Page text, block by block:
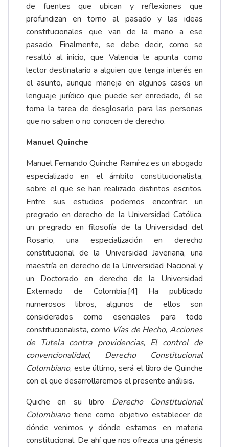
de fuentes que ubican y reflexiones que
profundizan en torno al pasado y las ideas
constitucionales que van de la mano a ese
pasado. Finalmente, se debe decir, como se
resaltó al inicio, que Valencia le apunta como
lector destinatario a alguien que tenga interés en
el asunto, aunque maneja en algunos casos un
lenguaje jurídico que puede ser enredado, él se
toma la tarea de desglosarlo para las personas
que no saben o no conocen de derecho.
Manuel Quinche
Manuel Fernando Quinche Ramírez es un abogado
especializado en el ámbito constitucionalista,
sobre el que se han realizado distintos escritos.
Entre sus estudios podemos encontrar: un
pregrado en derecho de la Universidad Católica,
un pregrado en filosofía de la Universidad del
Rosario, una especialización en derecho
constitucional de la Universidad Javeriana, una
maestría en derecho de la Universidad Nacional y
un Doctorado en derecho de la Universidad
Externado de Colombia.[4] Ha publicado
numerosos libros, algunos de ellos son
considerados como esenciales para todo
constitucionalista, como Vías de Hecho,Acciones
de Tutela contra providencias, El control de
convencionalidad, Derecho Constitucional
Colombiano, este último, será el libro de Quinche
con el que desarrollaremos el presente análisis.
Quiche en su libro Derecho Constitucional
Colombianotiene como objetivo establecer de
dónde venimos y dónde estamos en materia
constitucional. De ahí que nos ofrezca una génesis